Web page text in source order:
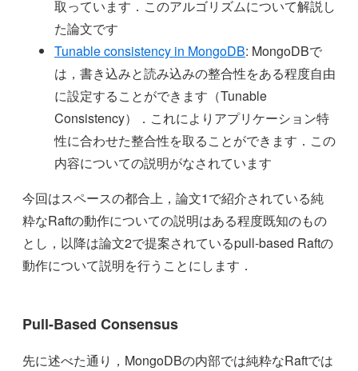
取っています．このアルゴリズムについて解説し
た論文です
Tunable consistency in MongoDB: MongoDBで
は，書き込みと読み込みの整合性をある程度自由
に設定することができます（Tunable
Consistency）．これによりアプリケーション特
性に合わせた整合性を取ることができます．この
内容についての説明がなされています
今回はスペースの都合上，論文1で紹介されている純
粋なRaftの動作についての説明はある程度既知のもの
とし，以降は論文2で提案されているpull-based Raftの
動作について説明を行うことにします．
Pull-Based Consensus
先に述べた通り，MongoDBの内部では純粋なRaftでは